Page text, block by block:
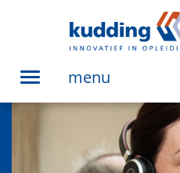
Toggle
menu